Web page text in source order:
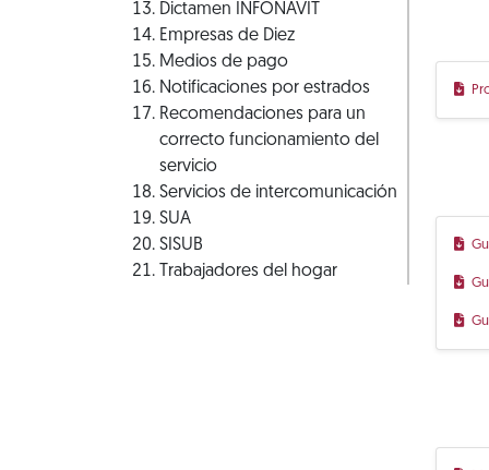
Dictamen INFONAVIT
Empresas de Diez
Medios de pago
Notificaciones por estrados
Recomendaciones para un
correcto funcionamiento del
servicio
Servicios de intercomunicación
SUA
SISUB
Trabajadores del hogar